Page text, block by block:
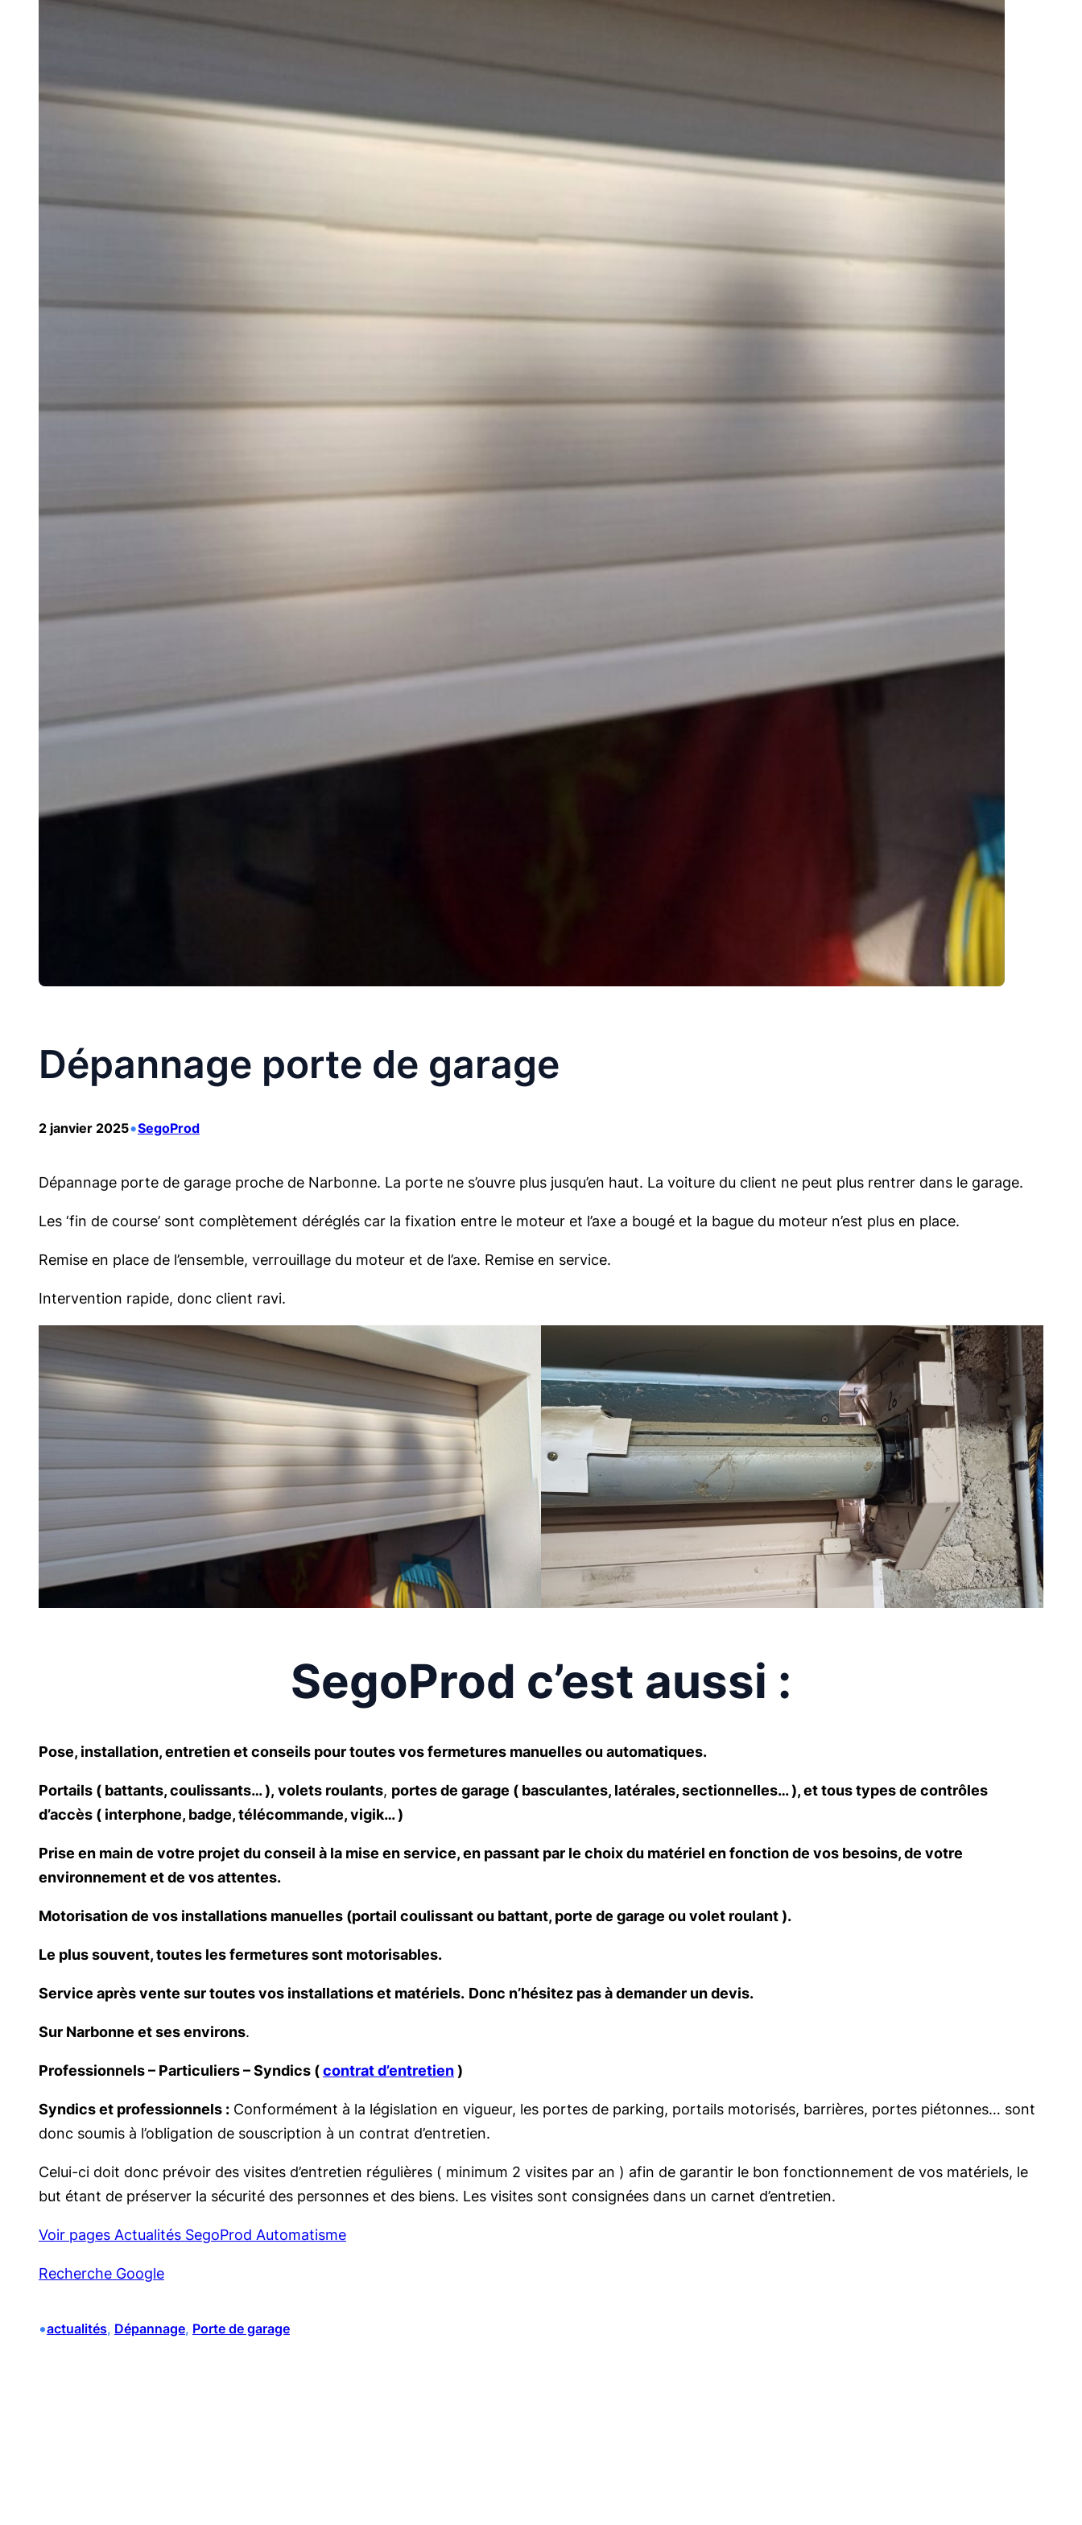
Dépannage porte de garage
2 janvier 2025•SegoProd
Dépannage porte de garage proche de Narbonne. La porte ne s’ouvre plus jusqu’en haut. La voiture du client ne peut plus rentrer dans le garage.
Les ‘fin de course’ sont complètement déréglés car la fixation entre le moteur et l’axe a bougé et la bague du moteur n’est plus en place.
Remise en place de l’ensemble, verrouillage du moteur et de l’axe. Remise en service.
Intervention rapide, donc client ravi.
SegoProd c’est aussi :
Pose, installation, entretien et conseils pour toutes vos fermetures manuelles ou automatiques.
Portails ( battants, coulissants… ), volets roulants, portes de garage ( basculantes, latérales, sectionnelles… ), et tous types de contrôles
d’accès ( interphone, badge, télécommande, vigik… )
Prise en main de votre projet du conseil à la mise en service, en passant par le choix du matériel en fonction de vos besoins, de votre
environnement et de vos attentes.
Motorisation de vos installations manuelles (portail coulissant ou battant, porte de garage ou volet roulant ).
Le plus souvent, toutes les fermetures sont motorisables.
Service après vente sur toutes vos installations et matériels. Donc n’hésitez pas à demander un devis.
Sur Narbonne et ses environs.
Professionnels – Particuliers – Syndics (contrat d’entretien)
Syndics et professionnels : Conformément à la législation en vigueur, les portes de parking, portails motorisés, barrières, portes piétonnes… sont
donc soumis à l’obligation de souscription à un contrat d’entretien.
Celui-ci doit donc prévoir des visites d’entretien régulières ( minimum 2 visites par an ) afin de garantir le bon fonctionnement de vos matériels, le
but étant de préserver la sécurité des personnes et des biens. Les visites sont consignées dans un carnet d’entretien.
Voir pages Actualités SegoProd Automatisme
Recherche Google
•actualités, Dépannage, Porte de garage